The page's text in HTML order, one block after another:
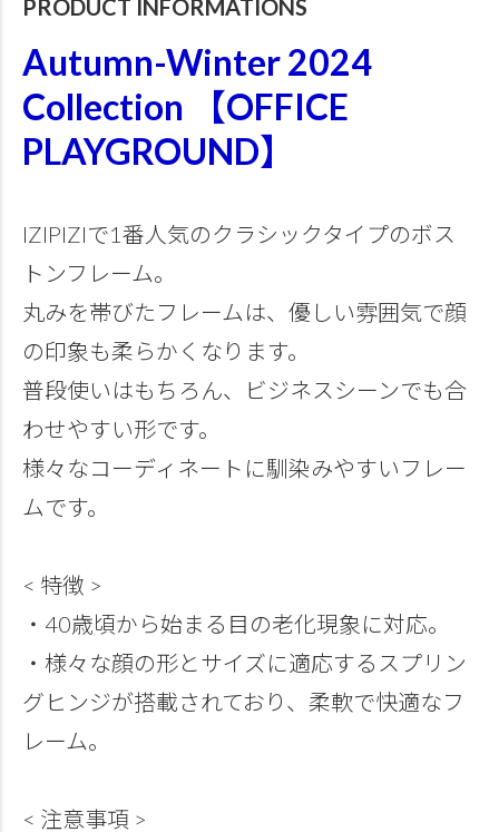
PRODUCT INFORMATIONS
Autumn-Winter 2024
Collection 【OFFICE
PLAYGROUND】
IZIPIZIで1番人気のクラシックタイプのボス
トンフレーム。
丸みを帯びたフレームは、優しい雰囲気で顔
の印象も柔らかくなります。
普段使いはもちろん、ビジネスシーンでも合
わせやすい形です。
様々なコーディネートに馴染みやすいフレー
ムです。
< 特徴 >
・40歳頃から始まる目の老化現象に対応。
・様々な顔の形とサイズに適応するスプリン
グヒンジが搭載されており、柔軟で快適なフ
レーム。
< 注意事項 >